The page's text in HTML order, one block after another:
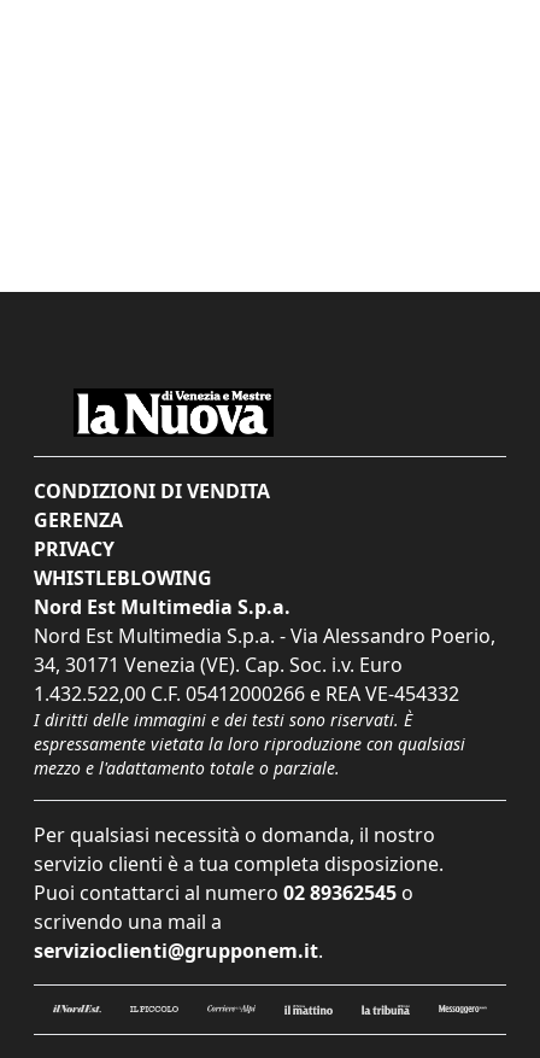
CONDIZIONI DI VENDITA
GERENZA
PRIVACY
WHISTLEBLOWING
Nord Est Multimedia S.p.a.
Nord Est Multimedia S.p.a. - Via Alessandro Poerio,
34, 30171 Venezia (VE). Cap. Soc. i.v. Euro
1.432.522,00 C.F. 05412000266 e REA VE-454332
I diritti delle immagini e dei testi sono riservati. È
espressamente vietata la loro riproduzione con qualsiasi
mezzo e l'adattamento totale o parziale.
Per qualsiasi necessità o domanda, il nostro
servizio clienti è a tua completa disposizione.
Puoi contattarci al numero 02 89362545 o
scrivendo una mail a
servizioclienti@grupponem.it.